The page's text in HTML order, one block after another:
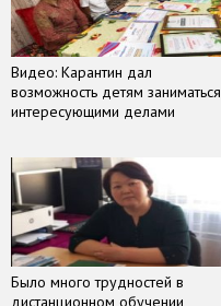
Видео: Карантин дал
возможность детям заниматься
интересующими делами
Было много трудностей в
дистанционном обучении